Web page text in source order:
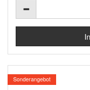
Sonderangebot